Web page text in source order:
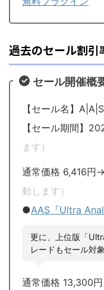
過去のセール割引
セール開催概
【セール名】
【セール期間】
ます）
通常価格 6,416円
動します）
●AAS『Ultra
更に、上位版「
レードもセール対
通常価格 13,300